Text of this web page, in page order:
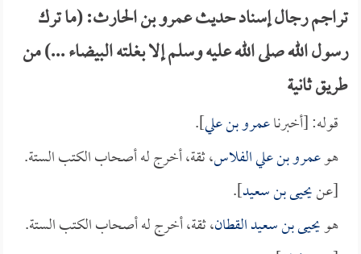
تراجم رجال إسناد حديث عمرو بن الحارث: (ما ترك
رسول الله صلى الله عليه وسلم إلا بغلته البيضاء ...) من
طريق ثانية
قوله: [أخبرناعمرو بن علي].
هوعمرو بن علي الفلاس، ثقة، أخرج له أصحاب الكتب الستة.
[عنيحيى بن سعيد].
هويحيى بن سعيد القطان، ثقة، أخرج له أصحاب الكتب الستة.